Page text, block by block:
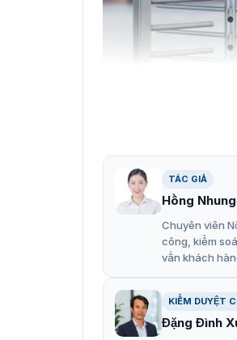
Hình ảnh thực
Sau đây là hình ảnh
giúp quý khách hàng
TÁC GIẢ
Hồng Nhung
Chuyên viên
công, kiểm
vấn khách
KIỂM DUYỆT
Đặng Đình